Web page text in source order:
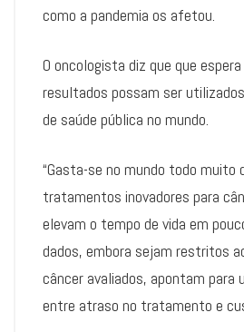
como a pandemia os afetou.
O oncologista diz que que
resultados possam ser
de saúde pública no mundo.
“Gasta-se no mundo todo muito
tratamentos inovadores para
elevam o tempo de vida em
dados, embora sejam restritos
câncer avaliados, apontam para
entre atraso no tratamento e